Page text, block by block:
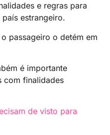
e regras para
estrangeiro.
passageiro o detém em
é importante
com finalidades
de visto para